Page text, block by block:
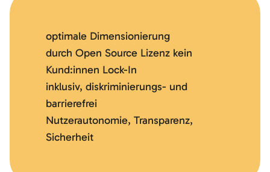
optimale Dimensionierung
durch Open Source Lizenz kein
Kund:innen Lock-In
inklusiv, diskriminierungs- und
barrierefrei
Nutzerautonomie, Transparenz,
Sicherheit